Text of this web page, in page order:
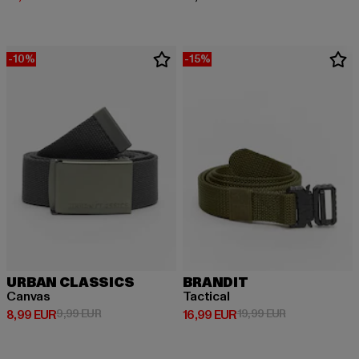
-10%
URBAN CLASSICS
Canvas
8,99 EUR
Derzeitiger Preis: 8,99 EUR
9,99 EURAktionspreis: 9,99 EUR
-15%
BRANDIT
Tactical
16,99 EUR
Derzeitiger Preis: 16,99 EUR
19,99 EURAktionspreis: